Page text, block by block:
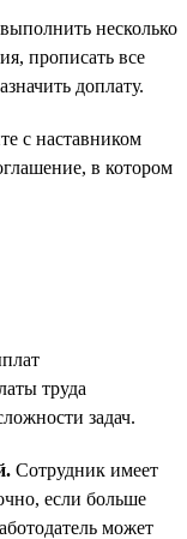
несколько
прописать все
доплату.
с наставником
в котором
труда
задач.
Сотрудник имеет
если больше
может